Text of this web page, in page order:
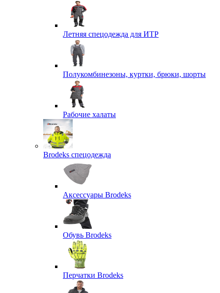
Летняя спецодежда для ИТР
Полукомбинезоны, куртки, брюки, шорты
Рабочие халаты
Brodeks спецодежда
Аксессуары Brodeks
Обувь Brodeks
Перчатки Brodeks